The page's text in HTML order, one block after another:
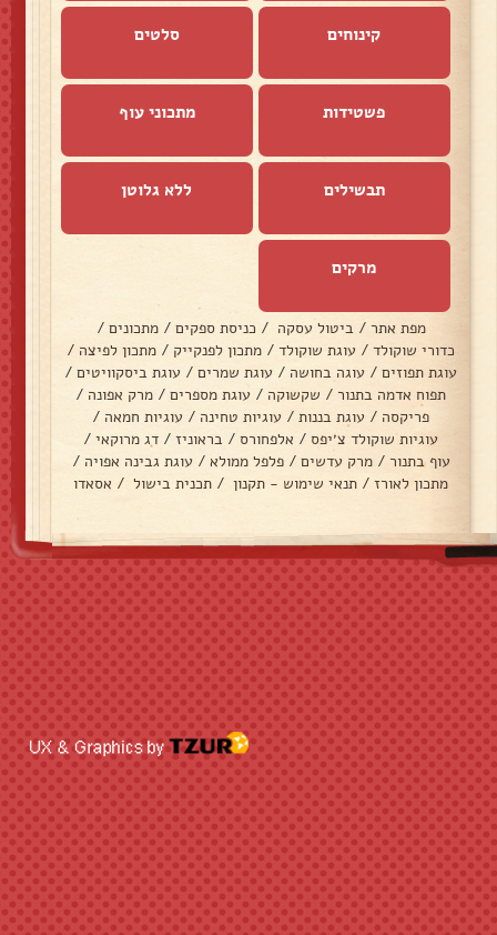
קינוחים סלטים
פשטידות מתכוני עוף
תבשילים ללא גלוטן
מרקים
מפת אתר / ביטול עסקה / כניסת ספקים / מתכונים /
כדורי שוקולד / עוגת שוקולד / מתכון לפנקייק / מתכון לפיצה /
עוגת תפוזים / עוגה בחושה / עוגת שמרים / עוגת ביסקוויטים /
תפוח אדמה בתנור / שקשוקה / עוגת מספרים / מרק אפונה /
פריקסה / עוגת בננות / עוגיות טחינה / עוגיות חמאה /
עוגיות שוקולד צ׳יפס / אלפחורס / בראוניז / דג מרוקאי /
עוף בתנור / מרק עדשים / פלפל ממולא / עוגת גבינה אפויה /
מתכון לאורז / תנאי שימוש - תקנון / תכנית בישול / אסאדו